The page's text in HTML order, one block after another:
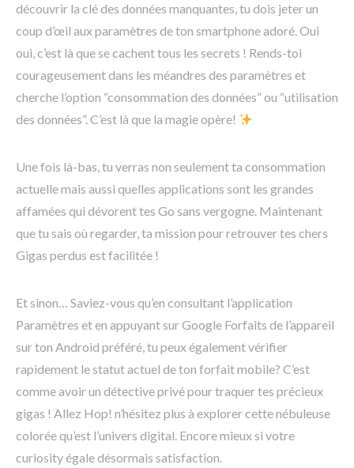
découvrir la clé des données manquantes, tu dois jeter un
coup d’œil aux paramètres de ton smartphone adoré. Oui
oui, c’est là que se cachent tous les secrets ! Rends-toi
courageusement dans les méandres des paramètres et
cherche l’option “consommation des données” ou “utilisation
des données”. C’est là que la magie opère!
Une fois là-bas, tu verras non seulement ta consommation
actuelle mais aussi quelles applications sont les grandes
affamées qui dévorent tes Go sans vergogne. Maintenant
que tu sais où regarder, ta mission pour retrouver tes chers
Gigas perdus est facilitée !
Et sinon… Saviez-vous qu’en consultant l’application
Paramètres et en appuyant sur Google Forfaits de l’appareil
sur ton Android préféré, tu peux également vérifier
rapidement le statut actuel de ton forfait mobile? C’est
comme avoir un détective privé pour traquer tes précieux
gigas ! Allez Hop! n’hésitez plus à explorer cette nébuleuse
colorée qu’est l’univers digital. Encore mieux si votre
curiosity égale désormais satisfaction.